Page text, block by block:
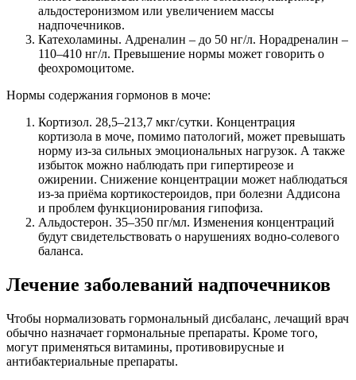
альдостеронизмом или увеличением массы
надпочечников.
Катехоламины. Адреналин – до 50 нг/л. Норадреналин –
110–410 нг/л. Превышение нормы может говорить о
феохромоцитоме.
Нормы содержания гормонов в моче:
Кортизол. 28,5–213,7 мкг/сутки. Концентрация
кортизола в моче, помимо патологий, может превышать
норму из-за сильных эмоциональных нагрузок. А также
избыток можно наблюдать при гипертиреозе и
ожирении. Снижение концентрации может наблюдаться
из-за приёма кортикостероидов, при болезни Аддисона
и проблем функционирования гипофиза.
Альдостерон. 35–350 пг/мл. Изменения концентраций
будут свидетельствовать о нарушениях водно-солевого
баланса.
Лечение заболеваний надпочечников
Чтобы нормализовать гормональный дисбаланс, лечащий врач
обычно назначает гормональные препараты. Кроме того,
могут применяться витамины, противовирусные и
антибактериальные препараты.